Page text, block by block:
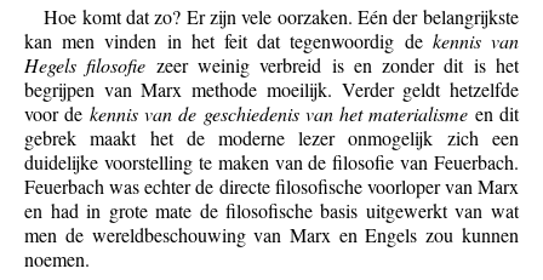
Hoe komt dat zo? Er zijn vele oorzaken. Eén der belangrijkste
kan men vinden in het feit dat tegenwoordig de kennis van
Hegels filosofie zeer weinig verbreid is en zonder dit is het
begrijpen van Marx methode moeilijk. Verder geldt hetzelfde
voor de kennis van de geschiedenis van het materialisme en dit
gebrek maakt het de moderne lezer onmogelijk zich een
duidelijke voorstelling te maken van de filosofie van Feuerbach.
Feuerbach was echter de directe filosofische voorloper van Marx
en had in grote mate de filosofische basis uitgewerkt van wat
men de wereldbeschouwing van Marx en Engels zou kunnen
noemen.